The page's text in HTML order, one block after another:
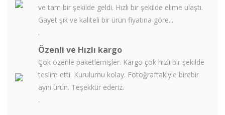
ve tam bir şekilde geldi. Hızlı bir şekilde elime ulaştı.
Gayet şık ve kaliteli bir ürün fiyatına göre...
.
Özenli ve Hızlı kargo
Çok özenle paketlemişler. Kargo çok hızlı bir şekilde
teslim etti. Kurulumu kolay. Fotoğraftakiyle birebir
aynı ürün. Teşekkür ederiz.
.